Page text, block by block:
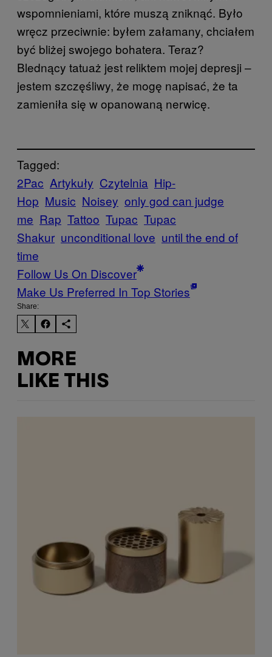
wspomnieniami, które muszą zniknąć. Było
wręcz przeciwnie: byłem załamany, chciałem
być bliżej swojego bohatera. Teraz?
Blednący tatuaż jest reliktem mojej depresji –
jestem szczęśliwy, że mogę napisać, że ta
zamieniła się w opanowaną nerwicę.
Tagged:
2Pac Artykuły Czytelnia Hip-
Hop Music Noisey only god can judge
me Rap Tattoo Tupac Tupac
Shakur unconditional love until the end of
time
Follow Us On Discover
Make Us Preferred In Top Stories
Share:
MORE
LIKE THIS